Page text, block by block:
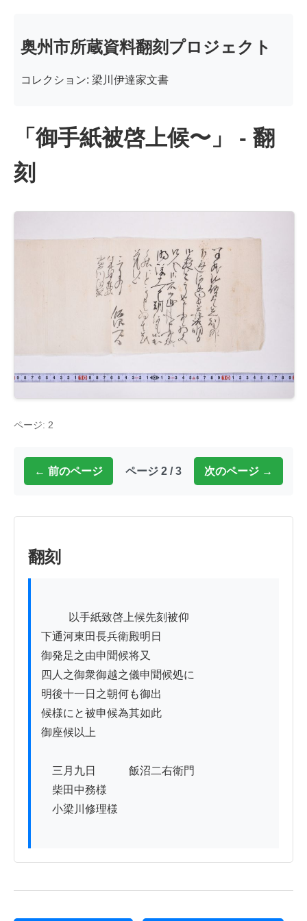
奥州市所蔵資料翻刻プロジェクト
コレクション: 梁川伊達家文書
「御手紙被啓上候〜」 - 翻
刻
ページ: 2
← 前のページ ページ 2 / 3 次のページ →
翻刻
下通河東田長兵衛殿明日
御発足之由申聞候将又
四人之御衆御越之儀申聞候処に
明後十一日之朝何も御出
候様にと被申候為其如此
御座候以上
三月九日　　　飯沼二右衛門
柴田中務様
小梁川修理様